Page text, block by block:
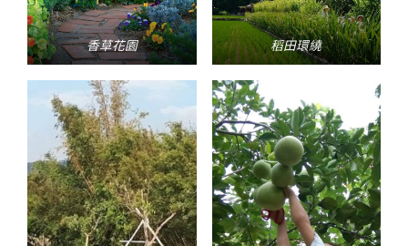
香草花園 稻田環繞